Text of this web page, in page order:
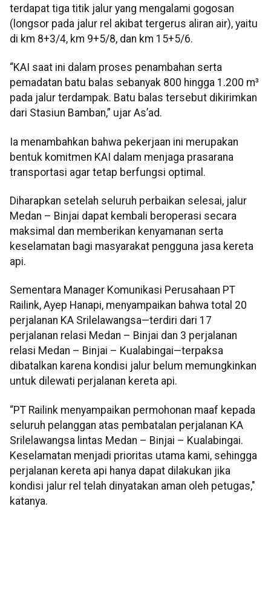
terdapat tiga titik jalur yang mengalami gogosan
(longsor pada jalur rel akibat tergerus aliran air), yaitu
di km 8+3/4, km 9+5/8, dan km 15+5/6.
“KAI saat ini dalam proses penambahan serta
pemadatan batu balas sebanyak 800 hingga 1.200 m³
pada jalur terdampak. Batu balas tersebut dikirimkan
dari Stasiun Bamban,” ujar As’ad.
Ia menambahkan bahwa pekerjaan ini merupakan
bentuk komitmen KAI dalam menjaga prasarana
transportasi agar tetap berfungsi optimal.
Diharapkan setelah seluruh perbaikan selesai, jalur
Medan – Binjai dapat kembali beroperasi secara
maksimal dan memberikan kenyamanan serta
keselamatan bagi masyarakat pengguna jasa kereta
api.
Sementara Manager Komunikasi Perusahaan PT
Railink, Ayep Hanapi, menyampaikan bahwa total 20
perjalanan KA Srilelawangsa—terdiri dari 17
perjalanan relasi Medan – Binjai dan 3 perjalanan
relasi Medan – Binjai – Kualabingai—terpaksa
dibatalkan karena kondisi jalur belum memungkinkan
untuk dilewati perjalanan kereta api.
“PT Railink menyampaikan permohonan maaf kepada
seluruh pelanggan atas pembatalan perjalanan KA
Srilelawangsa lintas Medan – Binjai – Kualabingai.
Keselamatan menjadi prioritas utama kami, sehingga
perjalanan kereta api hanya dapat dilakukan jika
kondisi jalur rel telah dinyatakan aman oleh petugas,"
katanya.